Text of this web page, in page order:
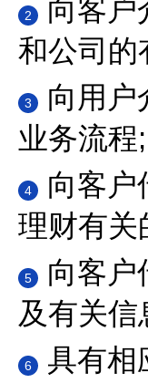
2
向客户
和公司的
3
向用户
业务流程;
4
向客户
理财有关
5
向客户
及有关
6
具有相